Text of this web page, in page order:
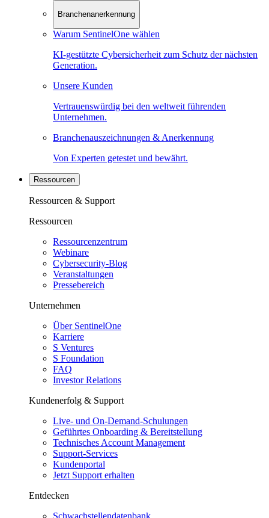
Branchenanerkennung
Warum SentinelOne wählen
KI-gestützte Cybersicherheit zum Schutz der nächsten
Generation.
Unsere Kunden
Vertrauenswürdig bei den weltweit führenden
Unternehmen.
Branchenauszeichnungen & Anerkennung
Von Experten getestet und bewährt.
Ressourcen
Ressourcen & Support
Ressourcen
Ressourcenzentrum
Webinare
Cybersecurity-Blog
Veranstaltungen
Pressebereich
Unternehmen
Über SentinelOne
Karriere
S Ventures
S Foundation
FAQ
Investor Relations
Kundenerfolg & Support
Live- und On-Demand-Schulungen
Geführtes Onboarding & Bereitstellung
Technisches Account Management
Support-Services
Kundenportal
Jetzt Support erhalten
Entdecken
Schwachstellendatenbank